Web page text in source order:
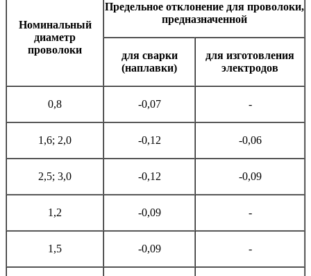
Номинальный
диаметр
проволоки
Предельное отклонение для проволоки,
предназначенной
для сварки
(наплавки)
для изготовления
электродов
0,8 -0,07 -
1,6; 2,0 -0,12 -0,06
2,5; 3,0 -0,12 -0,09
1,2 -0,09 -
1,5 -0,09 -